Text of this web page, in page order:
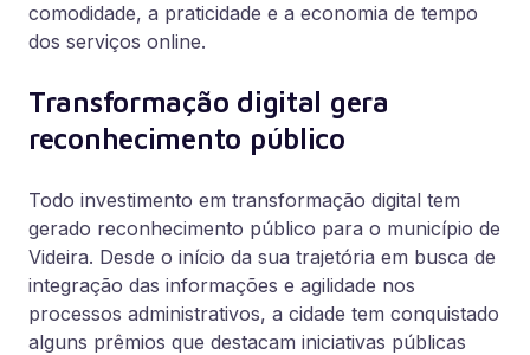
comodidade, a praticidade e a economia de tempo
dos serviços online.
Transformação digital gera
reconhecimento público
Todo investimento em transformação digital tem
gerado reconhecimento público para o município de
Videira. Desde o início da sua trajetória em busca de
integração das informações e agilidade nos
processos administrativos, a cidade tem conquistado
alguns prêmios que destacam iniciativas públicas